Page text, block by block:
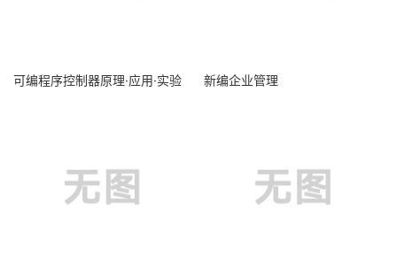
可编程序控制器原理·应用·实验 新编企业管理